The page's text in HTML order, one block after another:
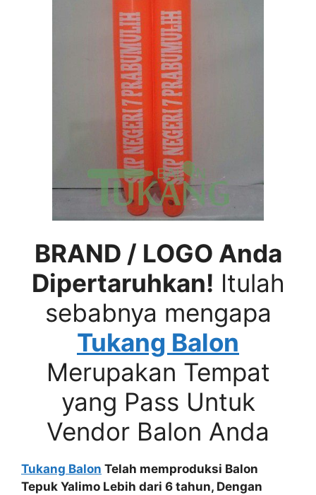
BRAND / LOGO Anda
Dipertaruhkan! Itulah
sebabnya mengapa
Tukang Balon
Merupakan Tempat
yang Pass Untuk
Vendor Balon Anda
Tukang Balon Telah memproduksi Balon
Tepuk Yalimo Lebih dari 6 tahun, Dengan